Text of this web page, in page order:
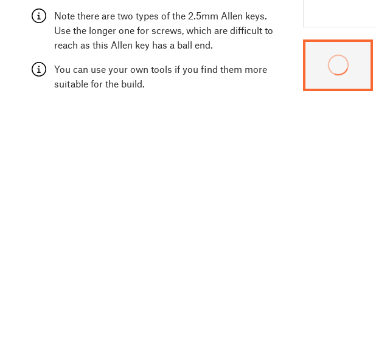
Note there are two types of the 2.5mm Allen keys.
Use the longer one for screws, which are difficult to
reach as this Allen key has a ball end.
You can use your own tools if you find them more
suitable for the build.